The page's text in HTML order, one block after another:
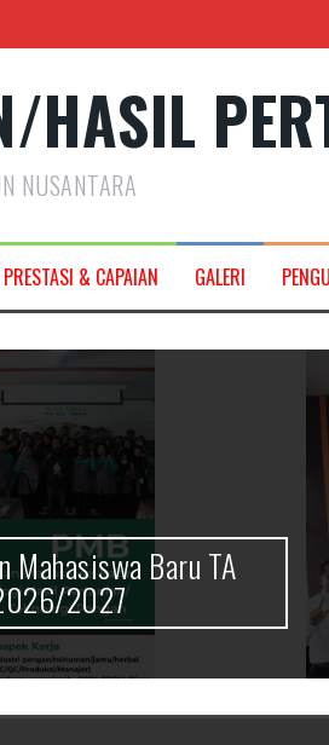
HASIL
NUSANTARA
PRESTASI & CAPAIAN GALERI
Mahasiswa Baru TA
2027